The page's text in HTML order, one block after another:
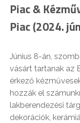
Piac &
Piac (2024.
Június 8-án,
vásárt tartanak az
érkező
hozzák el
lakberendezési
dekorációk,